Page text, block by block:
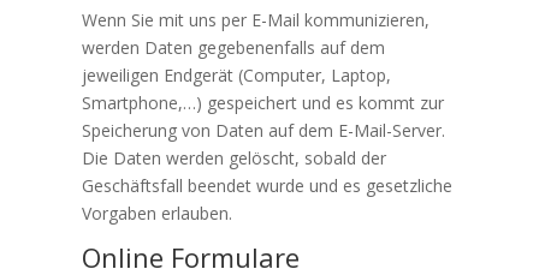
Wenn Sie mit uns per E-Mail kommunizieren,
werden Daten gegebenenfalls auf dem
jeweiligen Endgerät (Computer, Laptop,
Smartphone,…) gespeichert und es kommt zur
Speicherung von Daten auf dem E-Mail-Server.
Die Daten werden gelöscht, sobald der
Geschäftsfall beendet wurde und es gesetzliche
Vorgaben erlauben.
Online Formulare